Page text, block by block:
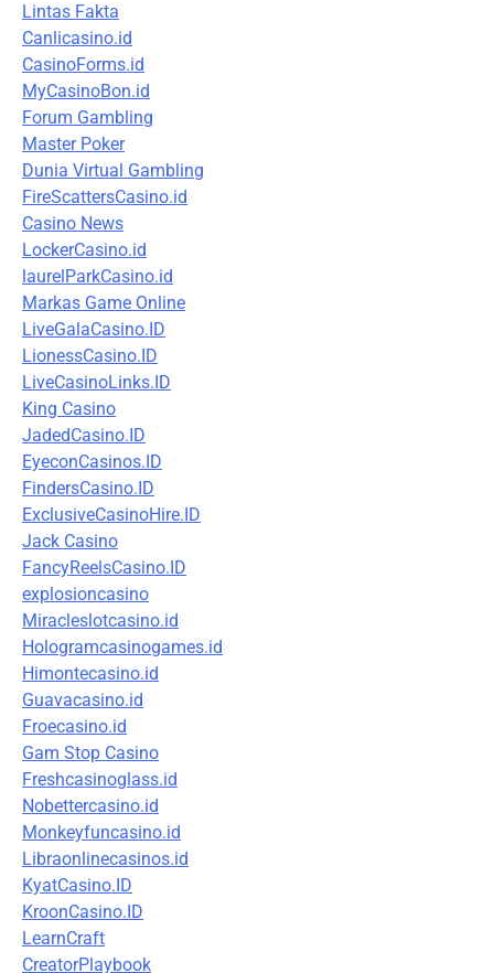
Lintas Fakta
Canlicasino.id
CasinoForms.id
MyCasinoBon.id
Forum Gambling
Master Poker
Dunia Virtual Gambling
FireScattersCasino.id
Casino News
LockerCasino.id
laurelParkCasino.id
Markas Game Online
LiveGalaCasino.ID
LionessCasino.ID
LiveCasinoLinks.ID
King Casino
JadedCasino.ID
EyeconCasinos.ID
FindersCasino.ID
ExclusiveCasinoHire.ID
Jack Casino
FancyReelsCasino.ID
explosioncasino
Miracleslotcasino.id
Hologramcasinogames.id
Himontecasino.id
Guavacasino.id
Froecasino.id
Gam Stop Casino
Freshcasinoglass.id
Nobettercasino.id
Monkeyfuncasino.id
Libraonlinecasinos.id
KyatCasino.ID
KroonCasino.ID
LearnCraft
CreatorPlaybook